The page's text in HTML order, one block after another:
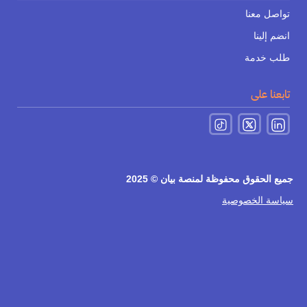
تواصل معنا
انضم إلينا
طلب خدمة
تابعنا على
جميع الحقوق محفوظة لمنصة بيان © 2025
سياسة الخصوصية